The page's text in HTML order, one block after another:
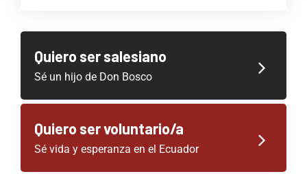
Quiero ser salesiano
Sé un hijo de Don Bosco
Quiero ser voluntario/a
Sé vida y esperanza en el Ecuador